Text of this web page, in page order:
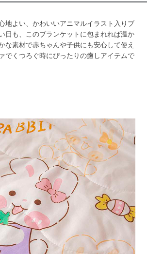
地よい、かわいいアニマルイラスト入りブ
日も、このブランケットに包まれれば温か
な素材で赤ちゃんや子供にも安心して使え
でくつろぐ時にぴったりの癒しアイテムで